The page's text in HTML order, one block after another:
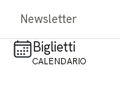
Newsletter
Biglietti
CALENDARIO